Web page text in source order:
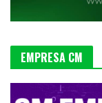
EMPRESA CM